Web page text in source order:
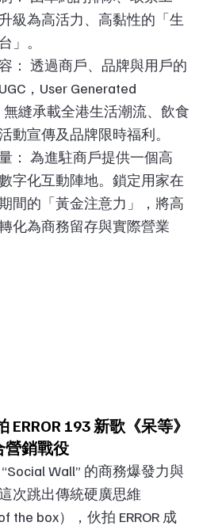
級為高活力、高黏性的「生
」。
： 透過商戶、品牌與用戶的
，User Generated
無縫承載全港生活潮流、飲食
動宣傳及品牌限時福利。
： 為進駐商戶提供一個高
字化互動陣地。鎖定用家在
間的「黃金注意力」，將高
化為商務留存與實際營業
ERROR 193 新歌《呆等》
營銷戰役
Wall” 的商務爆發力與
次跳出傳統硬廣思維
the box），伙拍 ERROR 成